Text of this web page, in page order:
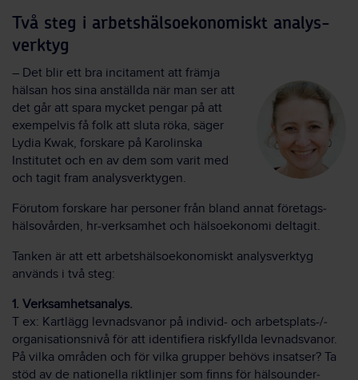
Två steg i arbets­hälso­ekonomiskt analys­
verktyg
– Det blir ett bra incitament att främja
hälsan hos sina anställda när man ser att
det går att spara mycket pengar på att
exempelvis få folk att sluta röka, säger
Lydia Kwak, forskare på Karolinska
Institutet och en av dem som varit med
och tagit fram analys­verktygen.
Förutom forskare har personer från bland annat företags­
hälsovården, hr-verksamhet och hälso­ekonomi deltagit.
Tanken är att ett arbetshälso­ekonomiskt analys­verktyg
används i två steg:
1. Verksamhetsanalys.
T ex: Kartlägg levnadsvanor på individ- och arbetsplats-/­
organisationsnivå för att identifiera risk­fyllda levnads­vanor.
På vilka områden och för vilka grupper behövs insatser? Ta
stöd av de nationella rikt­linjer som finns för hälso­under­